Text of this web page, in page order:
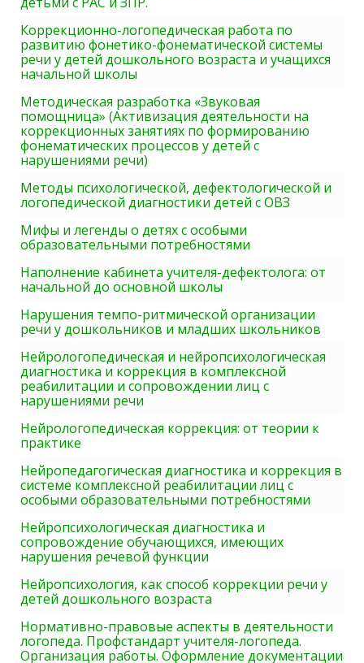
Коррекционно-логопедическая работа по
развитию фонетико-фонематической системы
речи у детей дошкольного возраста и учащихся
начальной школы
Методическая разработка «Звуковая
помощница» (Активизация деятельности на
коррекционных занятиях по формированию
фонематических процессов у детей с
нарушениями речи)
Методы психологической, дефектологической и
логопедической диагностики детей с ОВЗ
Мифы и легенды о детях с особыми
образовательными потребностями
Наполнение кабинета учителя-дефектолога: от
начальной до основной школы
Нарушения темпо-ритмической организации
речи у дошкольников и младших школьников
Нейрологопедическая и нейропсихологическая
диагностика и коррекция в комплексной
реабилитации и сопровождении лиц с
нарушениями речи
Нейрологопедическая коррекция: от теории к
практике
Нейропедагогическая диагностика и коррекция в
системе комплексной реабилитации лиц с
особыми образовательными потребностями
Нейропсихологическая диагностика и
сопровождение обучающихся, имеющих
нарушения речевой функции
Нейропсихология, как способ коррекции речи у
детей дошкольного возраста
Нормативно-правовые аспекты в деятельности
логопеда. Профстандарт учителя-логопеда.
Организация работы. Оформление документации